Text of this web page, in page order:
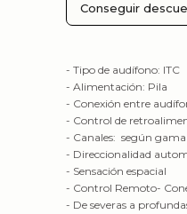
Conseguir
- Tipo de audífono: ITC
- Alimentación: Pila
- Conexión entre
- Control de
- Canales: según gama
- Direccionalidad
- Sensación espacial
- Control Remoto-
- De severas a